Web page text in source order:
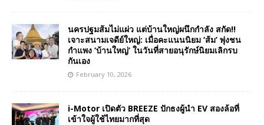
นครปฐมส้มไม่แผ่ว แต่บ้านใหญ่ผนึกกำลัง สกัด!!
เจาะสนามเจดีย์ใหญ่: เมื่อคะแนนนิยม ‘ส้ม’ พุ่งชน
กำแพง ‘บ้านใหญ่’ ในวันที่สายอนุรักษ์นิยมเลิกรบ
กันเอง
February 10, 2026
i-Motor เปิดตัว BREEZE ปักธงผู้นำ EV สองล้อที่
เข้าใจผู้ใช้ไทยมากที่สุด